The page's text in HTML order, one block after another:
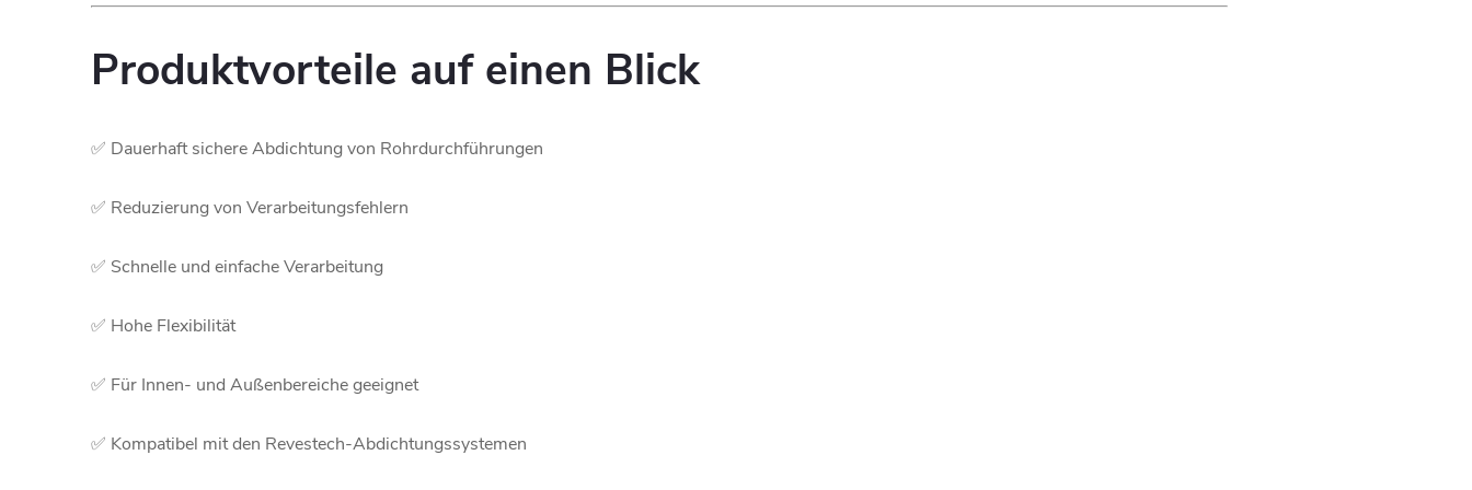
Produktvorteile auf einen Blick
✅ Dauerhaft sichere Abdichtung von Rohrdurchführungen
✅ Reduzierung von Verarbeitungsfehlern
✅ Schnelle und einfache Verarbeitung
✅ Hohe Flexibilität
✅ Für Innen- und Außenbereiche geeignet
✅ Kompatibel mit den Revestech-Abdichtungssystemen